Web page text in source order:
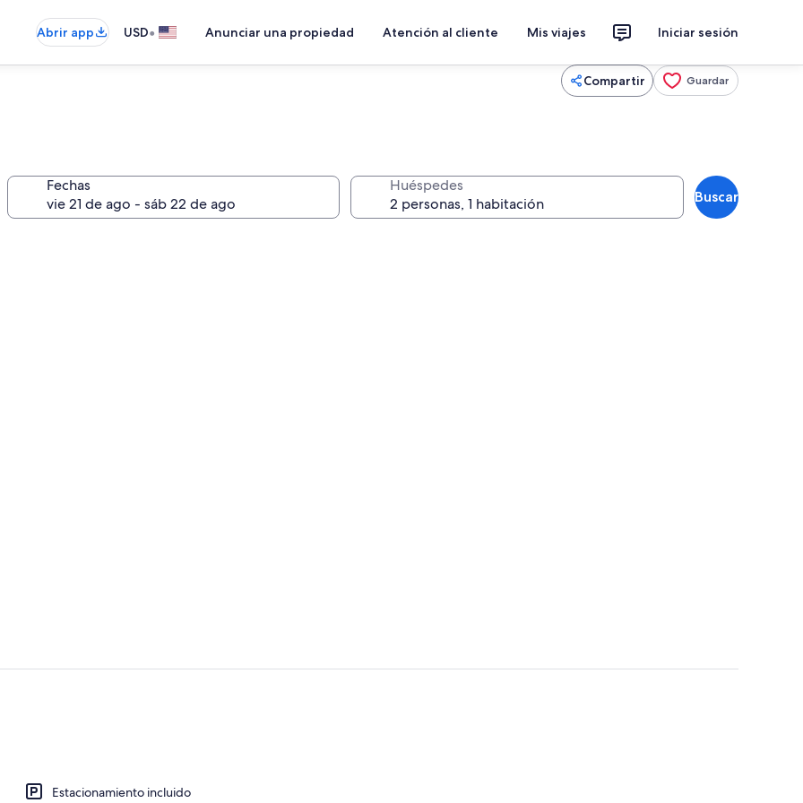
Abrir app USD• Anunciar una propiedad Atención al cliente Mis viajes Iniciar sesión
Compartir Guardar
Fechas Huéspedes
Buscar
Estacionamiento incluido